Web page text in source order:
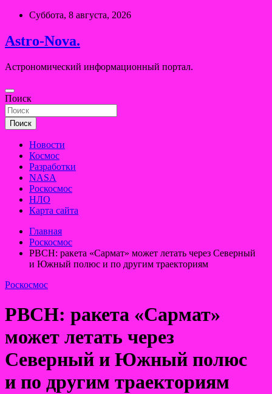
Перейти
содержимому
Суббота, 8 августа, 2026
Astro-Nova.
Астрономический информационный портал.
Поиск
Поиск
Новости
Космос
Разработки
NASA
Роскосмос
НЛО
Карта сайта
Главная
Роскосмос
РВСН: ракета «Сармат» может летать через Северный
и Южный полюс и по другим траекториям
Роскосмос
РВСН: ракета «Сармат»
может летать через
Северный и Южный полюс
и по другим траекториям